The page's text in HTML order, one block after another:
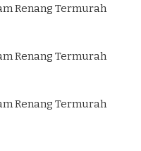
Renang Termurah
Renang Termurah
Renang Termurah